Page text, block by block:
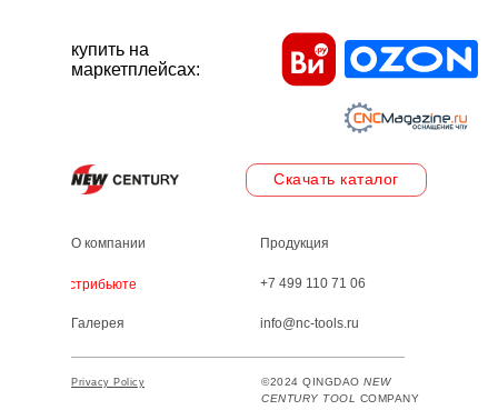
+7 499 110 71 06
info@nc-tools.ru
©2024 QINGDAO NEW
CENTURY TOOL
COMPANY
Privacy Policy
Скачать каталог
О компании Продукция
Галерея
Дистрибьютеры
купить на
маркетплейсах: